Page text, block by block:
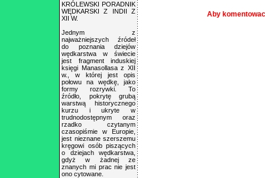
KRÓLEWSKI PORADNIK
WĘDKARSKI Z INDII Z
XII W.
Jednym z
najważniejszych źródeł
do poznania dziejów
wędkarstwa w świecie
jest fragment induskiej
księgi Manasollasa z XII
w., w której jest opis
połowu na wędkę, jako
formy rozrywki. To
źródło, pokrytę grubą
warstwą historycznego
kurzu i ukryte w
trudnodostępnym oraz
rzadko czytanym
czasopiśmie w Europie,
jest nieznane szerszemu
kręgowi osób piszących
o dziejach wędkarstwa,
gdyż w żadnej ze
znanych mi prac nie jest
ono cytowane.
Aby